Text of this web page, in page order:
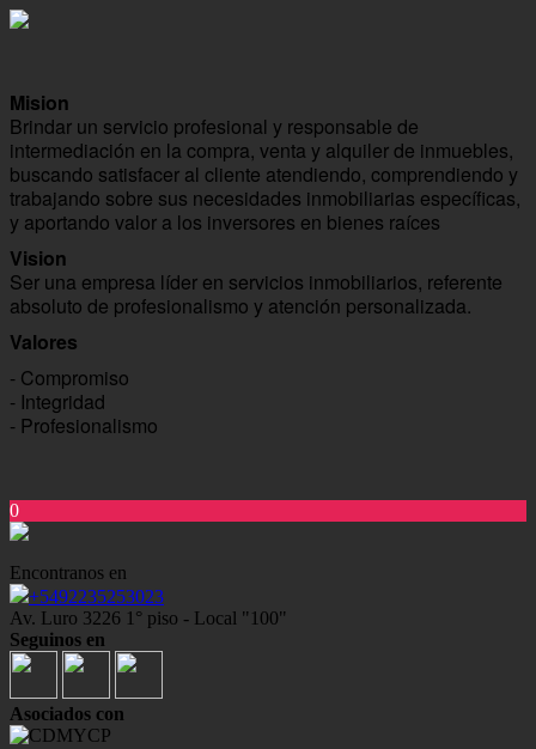
Mision
Brindar un servicio profesional y responsable de
intermediación en la compra, venta y alquiler de inmuebles,
buscando satisfacer al cliente atendiendo, comprendiendo y
trabajando sobre sus necesidades inmobiliarias específicas,
y aportando valor a los inversores en bienes raíces
Vision
Ser una empresa líder en servicios inmobiliarios, referente
absoluto de profesionalismo y atención personalizada.
Valores
- Compromiso
- Integridad
- Profesionalismo
0
Encontranos en
+5492235253023
Av. Luro 3226 1° piso - Local "100"
Seguinos en
Asociados con